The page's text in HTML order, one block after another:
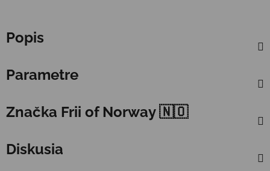
Popis
Parametre
Značka Frii of Norway 🇳🇴
Diskusia